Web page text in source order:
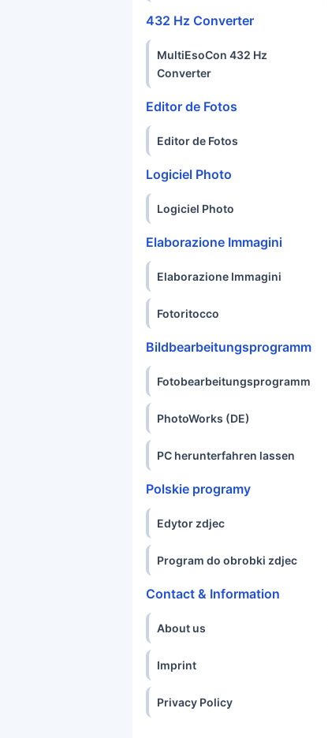
432 Hz Converter
MultiEsoCon 432 Hz
Converter
Editor de Fotos
Editor de Fotos
Logiciel Photo
Logiciel Photo
Elaborazione Immagini
Elaborazione Immagini
Fotoritocco
Bildbearbeitungsprogramm
Fotobearbeitungsprogramm
PhotoWorks (DE)
PC herunterfahren lassen
Polskie programy
Edytor zdjec
Program do obrobki zdjec
Contact & Information
About us
Imprint
Privacy Policy